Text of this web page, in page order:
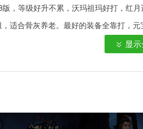
版，等级好升不累，沃玛祖玛好打，红
适合骨灰养老。最好的装备全靠打，
，纯粹的散人，激情的养老服，充值一
显